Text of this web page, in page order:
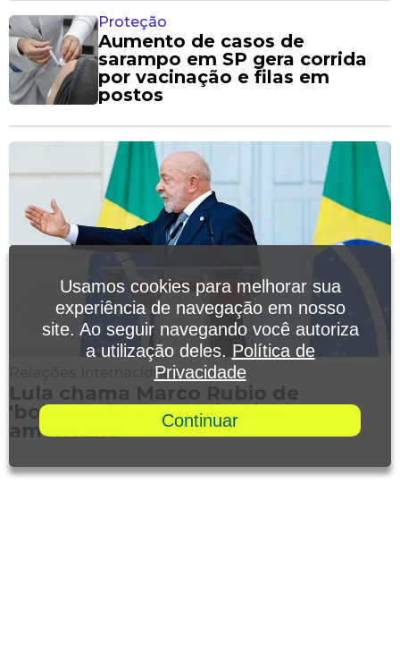
Proteção
Aumento de casos de
sarampo em SP gera corrida
por vacinação e filas em
postos
Relações Internacionais
Lula chama Marco Rubio de
'bolsonarista' e 'anti latino-
americano'
Usamos cookies para melhorar sua
experiência de navegação em nosso
site. Ao seguir navegando você autoriza
a utilização deles. Política de
Privacidade
Continuar